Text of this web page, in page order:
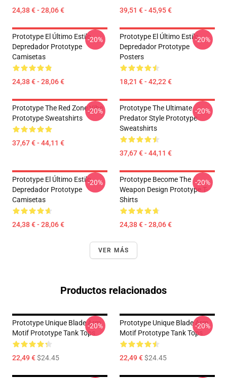
24,38 € - 28,06 € 39,51 € - 45,95 €
Prototype El Último Estilo
Depredador Prototype
Camisetas
24,38 € - 28,06 €
-20%
Prototype El Último Estilo
Depredador Prototype
Posters
18,21 € - 42,22 €
-20%
Prototype The Red Zone Vibe
Prototype Sweatshirts
37,67 € - 44,11 €
-20%
Prototype The Ultimate
Predator Style Prototype
Sweatshirts
37,67 € - 44,11 €
-20%
Prototype El Último Estilo
Depredador Prototype
Camisetas
24,38 € - 28,06 €
-20%
Prototype Become The
Weapon Design Prototype T-
Shirts
24,38 € - 28,06 €
-20%
VER MÁS
Productos relacionados
Prototype Unique Blade Arm
Motif Prototype Tank Tops
22,49 €$24.45
-20%
Prototype Unique Blade Arm
Motif Prototype Tank Tops
22,49 €$24.45
-20%